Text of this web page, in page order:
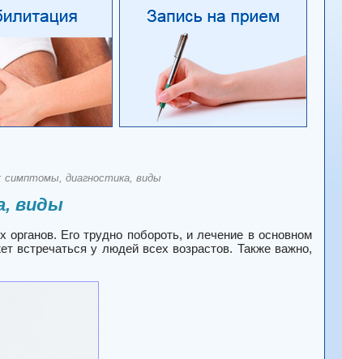
диагностика, виды
виды
Его трудно побороть, и лечение в основном
встречаться у людей всех возрастов. Также важно,